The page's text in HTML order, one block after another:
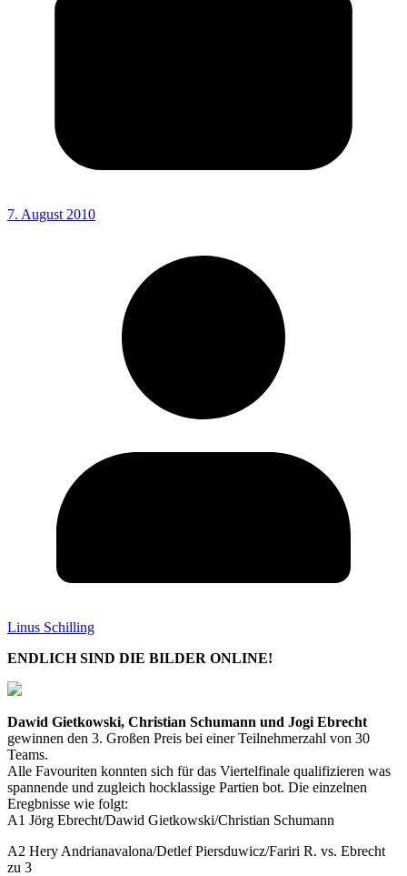
7. August 2010
Linus Schilling
ENDLICH SIND DIE BILDER ONLINE!
Dawid Gietkowski, Christian Schumann und Jogi Ebrecht
gewinnen den 3. Großen Preis bei einer Teilnehmerzahl von 30
Teams.
Alle Favouriten konnten sich für das Viertelfinale qualifizieren was
spannende und zugleich hocklassige Partien bot. Die einzelnen
Eregbnisse wie folgt:
A1 Jörg Ebrecht/Dawid Gietkowski/Christian Schumann
A2 Hery Andrianavalona/Detlef Piersduwicz/Fariri R. vs. Ebrecht
zu 3